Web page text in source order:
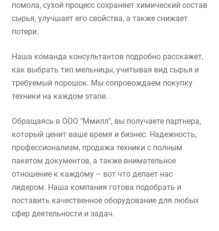
помола, сухой процесс сохраняет химический состав
сырья, улучшает его свойства, а также снижает
потери.
Наша команда консультантов подробно расскажет,
как выбрать тип мельницы, учитывая вид сырья и
требуемый порошок. Мы сопровождаем покупку
техники на каждом этапе.
Обращаясь в ООО "Ммилл", вы получаете партнера,
который ценит ваше время и бизнес. Надежность,
профессионализм, продажа техники с полным
пакетом документов, а также внимательное
отношение к каждому – вот что делает нас
лидером. Наша компания готова подобрать и
поставить качественное оборудование для любых
сфер деятельности и задач.